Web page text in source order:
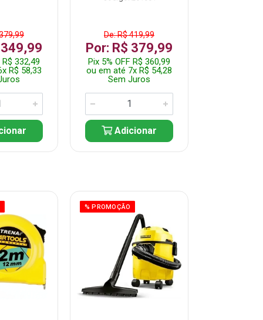
R$ 332,49
R$ 58,33
De: R$ 419,99
Por: R$ 379,99
Pix 5% OFF R$ 360,99
ou em até 7x R$ 54,28
Sem Juros
Adicionar
% PROMOÇÃO